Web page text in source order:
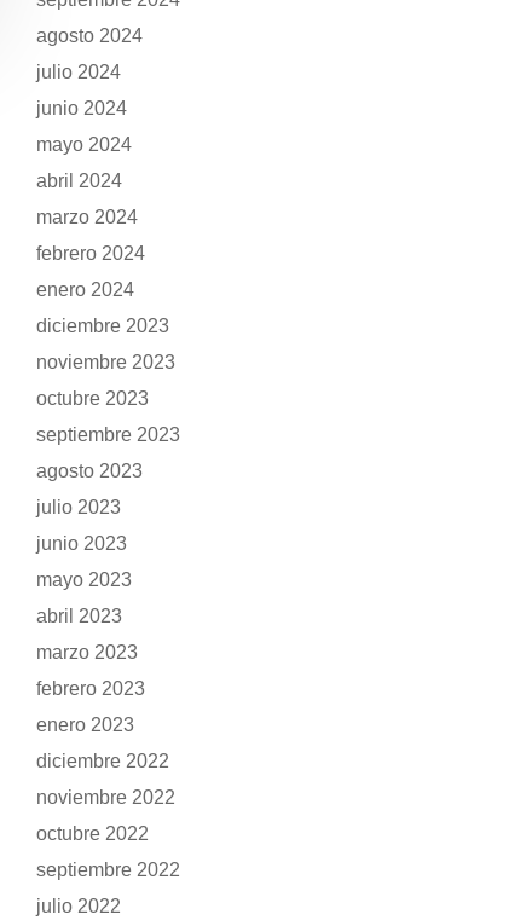
agosto 2024
julio 2024
junio 2024
mayo 2024
abril 2024
marzo 2024
febrero 2024
enero 2024
diciembre 2023
noviembre 2023
octubre 2023
septiembre 2023
agosto 2023
julio 2023
junio 2023
mayo 2023
abril 2023
marzo 2023
febrero 2023
enero 2023
diciembre 2022
noviembre 2022
octubre 2022
septiembre 2022
julio 2022